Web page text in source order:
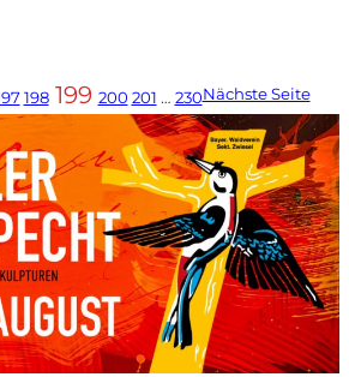
198 199 200 201 … 230Nächste Seite